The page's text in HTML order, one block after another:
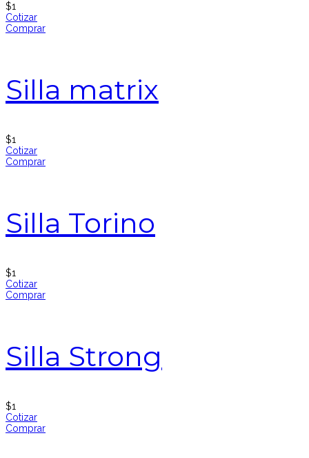
$1
Cotizar
Comprar
Silla matrix
$1
Cotizar
Comprar
Silla Torino
$1
Cotizar
Comprar
Silla Strong
$1
Cotizar
Comprar